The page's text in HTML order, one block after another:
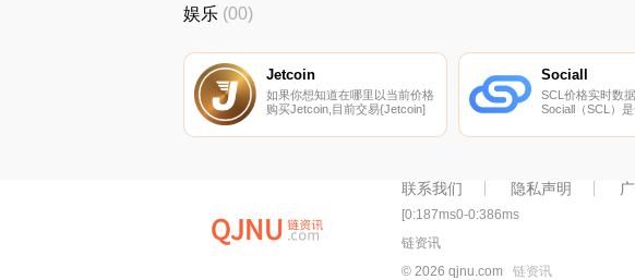
娱乐 (00)
Jetcoin
如果你想知道在哪里以当前价格
购买Jetcoin,目前交易{Jetcoin]
ProBit Global、Mercatox、
其他列表。Jetcoin（JET）是一
种加密货币,在以太坊平台上运
Sociall
SCL价格实时数据
Sociall（SCL）
电流供应量为
内上涨了0.00。
https://sociall.io.
联系我们 隐私声明
[0:187ms0-0:386ms
链资讯
© 2026 qjnu.com链资讯